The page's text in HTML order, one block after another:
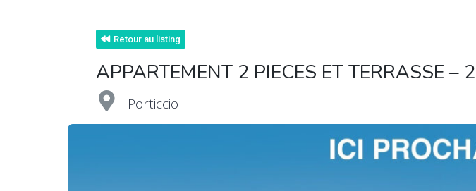
Retour au listing
APPARTEMENT 2 PIECES ET TERRASSE –
Porticcio